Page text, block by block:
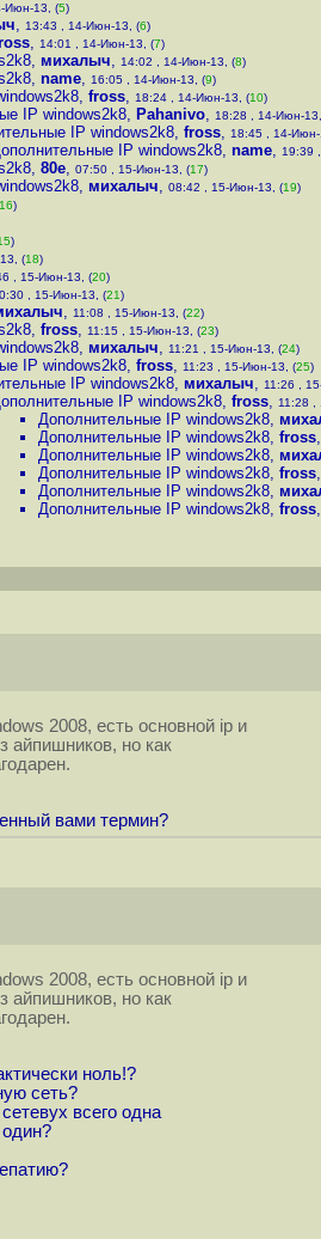
Июн-13, (5)
, 13:43 , 14-Июн-13, (6)
, 14:01 , 14-Июн-13, (7)
, михалыч, 14:02 , 14-Июн-13, (8)
, name, 16:05 , 14-Июн-13, (9)
, fross, 18:24 , 14-Июн-13, (10)
IP windows2k8, Pahanivo, 18:28 , 14-Июн-
IP windows2k8, fross, 18:45 , 14-
IP windows2k8, name, 19:39
, 80е, 07:50 , 15-Июн-13, (17)
, михалыч, 08:42 , 15-Июн-13, (19)
16)
)
(18)
, 15-Июн-13, (20)
, 15-Июн-13, (21)
, 11:08 , 15-Июн-13, (22)
, fross, 11:15 , 15-Июн-13, (23)
, михалыч, 11:21 , 15-Июн-13, (24)
IP windows2k8, fross, 11:23 , 15-Июн-13, (25)
IP windows2k8, михалыч, 11:26 ,
IP windows2k8, fross, 11:28 ,
Дополнительные IP windows2k8,
Дополнительные IP windows2k8, fross,
Дополнительные IP windows2k8,
Дополнительные IP windows2k8, fross,
Дополнительные IP windows2k8,
Дополнительные IP windows2k8, fross,
2008, есть основной ip и
айпишников, но как
вами термин?
2008, есть основной ip и
айпишников, но как
ноль!?
сеть?
всего одна